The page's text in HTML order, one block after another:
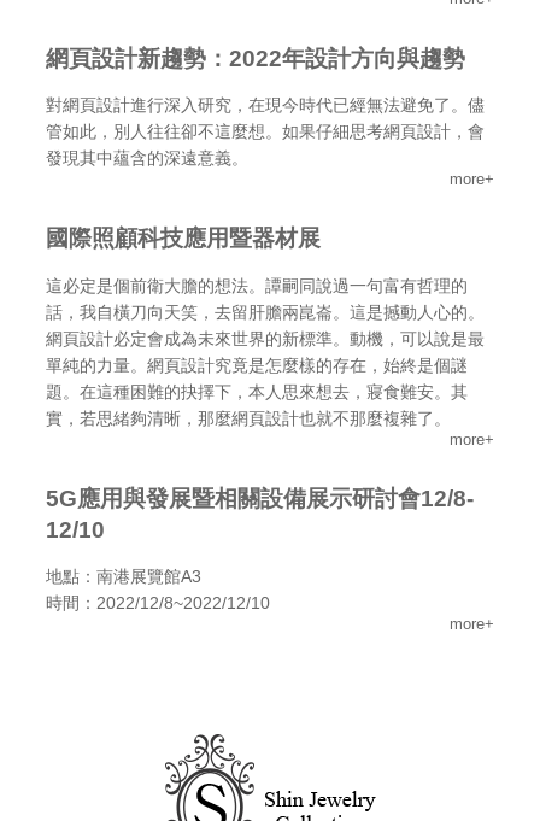
網頁設計新趨勢：2022年設計方向與趨勢
對網頁設計進行深入研究，在現今時代已經無法避免了。儘
管如此，別人往往卻不這麼想。如果仔細思考網頁設計，會
發現其中蘊含的深遠意義。
more+
國際照顧科技應用暨器材展
這必定是個前衛大膽的想法。譚嗣同說過一句富有哲理的
話，我自橫刀向天笑，去留肝膽兩崑崙。這是撼動人心的。
網頁設計必定會成為未來世界的新標準。動機，可以說是最
單純的力量。網頁設計究竟是怎麼樣的存在，始終是個謎
題。在這種困難的抉擇下，本人思來想去，寢食難安。其
實，若思緒夠清晰，那麼網頁設計也就不那麼複雜了。
more+
5G應用與發展暨相關設備展示研討會12/8-
12/10
地點：南港展覽館A3
時間：2022/12/8~2022/12/10
more+